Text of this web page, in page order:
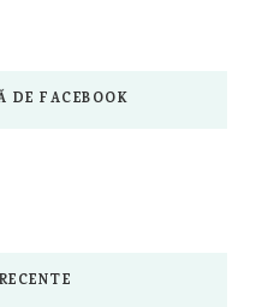
DE FACEBOOK